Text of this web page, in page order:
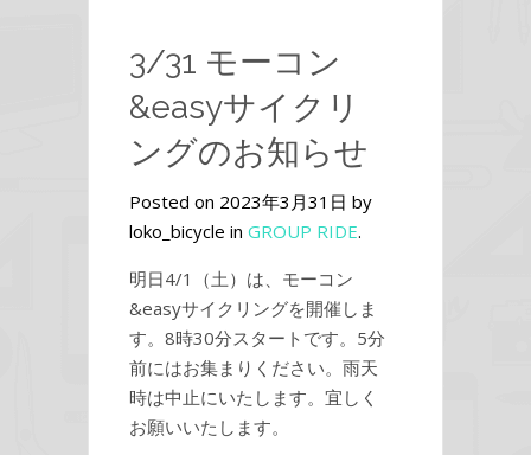
3/31 モーコン
&easyサイクリ
ングのお知らせ
Posted on 2023年3月31日 by
loko_bicycle in GROUP RIDE.
明日4/1（土）は、モーコン
&easyサイクリングを開催しま
す。8時30分スタートです。5分
前にはお集まりください。雨天
時は中止にいたします。宜しく
お願いいたします。